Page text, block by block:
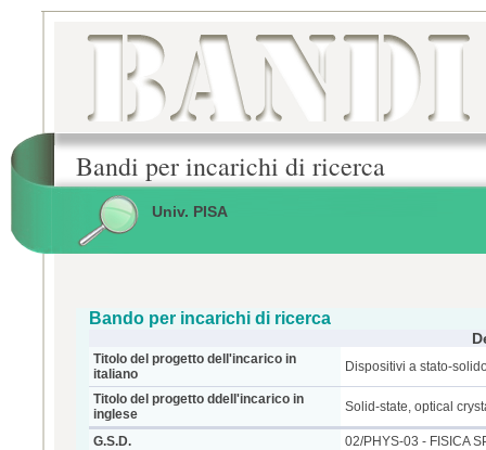
Bandi per incarichi di ricerca
Univ. PISA
Bando per incarichi di ricerca
Titolo del progetto dell'incarico in
italiano
Dispositivi a stato-
Titolo del progetto ddell'incarico in
inglese
Solid-state, optical
G.S.D.
02/PHYS-03 - FISICA